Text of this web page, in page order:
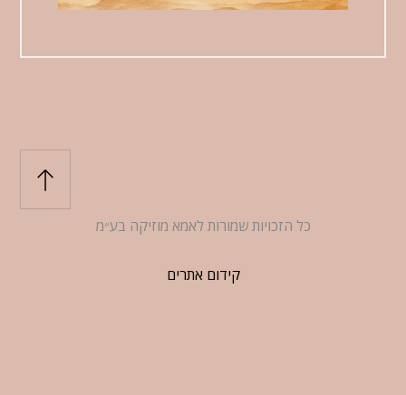
כל הזכויות שמורות לאמא מוזיקה בע״מ
קידום אתרים